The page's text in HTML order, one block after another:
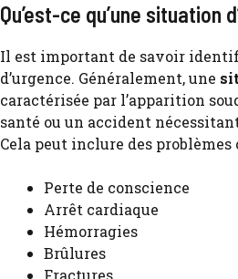
Qu’est-ce qu’une situation
Il est important de savoir
d’urgence. Généralement, une
caractérisée par l’apparition
santé ou un accident
Cela peut inclure des problèmes
Perte de conscience
Arrêt cardiaque
Hémorragies
Brûlures
Fractures